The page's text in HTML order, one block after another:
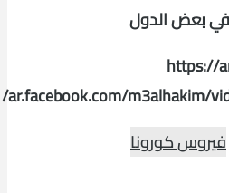
في بعض الدول
https://
ar.facebook.com/m3alhakim/
فيروس كورونا